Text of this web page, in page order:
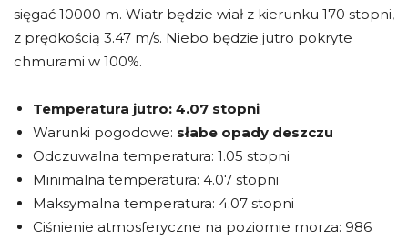
sięgać 10000 m. Wiatr będzie wiał z kierunku 170 stopni,
z prędkością 3.47 m/s. Niebo będzie jutro pokryte
chmurami w 100%.
Temperatura jutro: 4.07 stopni
Warunki pogodowe: słabe opady deszczu
Odczuwalna temperatura: 1.05 stopni
Minimalna temperatura: 4.07 stopni
Maksymalna temperatura: 4.07 stopni
Ciśnienie atmosferyczne na poziomie morza: 986